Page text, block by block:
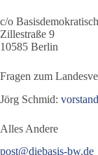
c/o
Zillestraße 9
10585 Berlin
Fragen zum
Jörg Schmid:
Alles Andere
post@diebasis-bw.de